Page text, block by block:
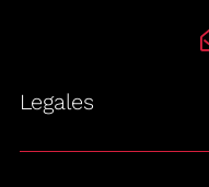
Legales